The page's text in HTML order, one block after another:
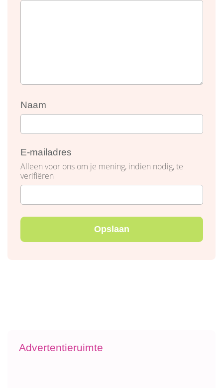
Naam
E-mailadres
Alleen voor ons om je mening, indien nodig, te
verifiëren
Advertentieruimte